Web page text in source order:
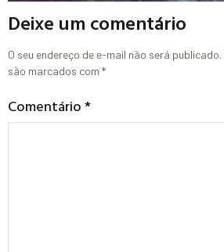
Deixe um comentário
O seu endereço de e-mail não será publicado.
são marcados com *
Comentário*